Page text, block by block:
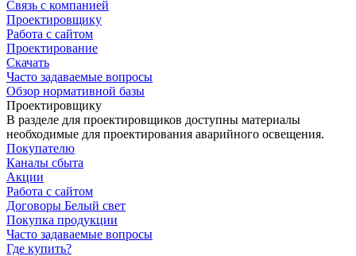
Связь с компанией
Проектировщику
Работа с сайтом
Проектирование
Скачать
Часто задаваемые вопросы
Обзор нормативной базы
Проектировщику
В разделе для проектировщиков доступны материалы
необходимые для проектирования аварийного освещения.
Покупателю
Каналы сбыта
Акции
Работа с сайтом
Договоры Белый свет
Покупка продукции
Часто задаваемые вопросы
Где купить?